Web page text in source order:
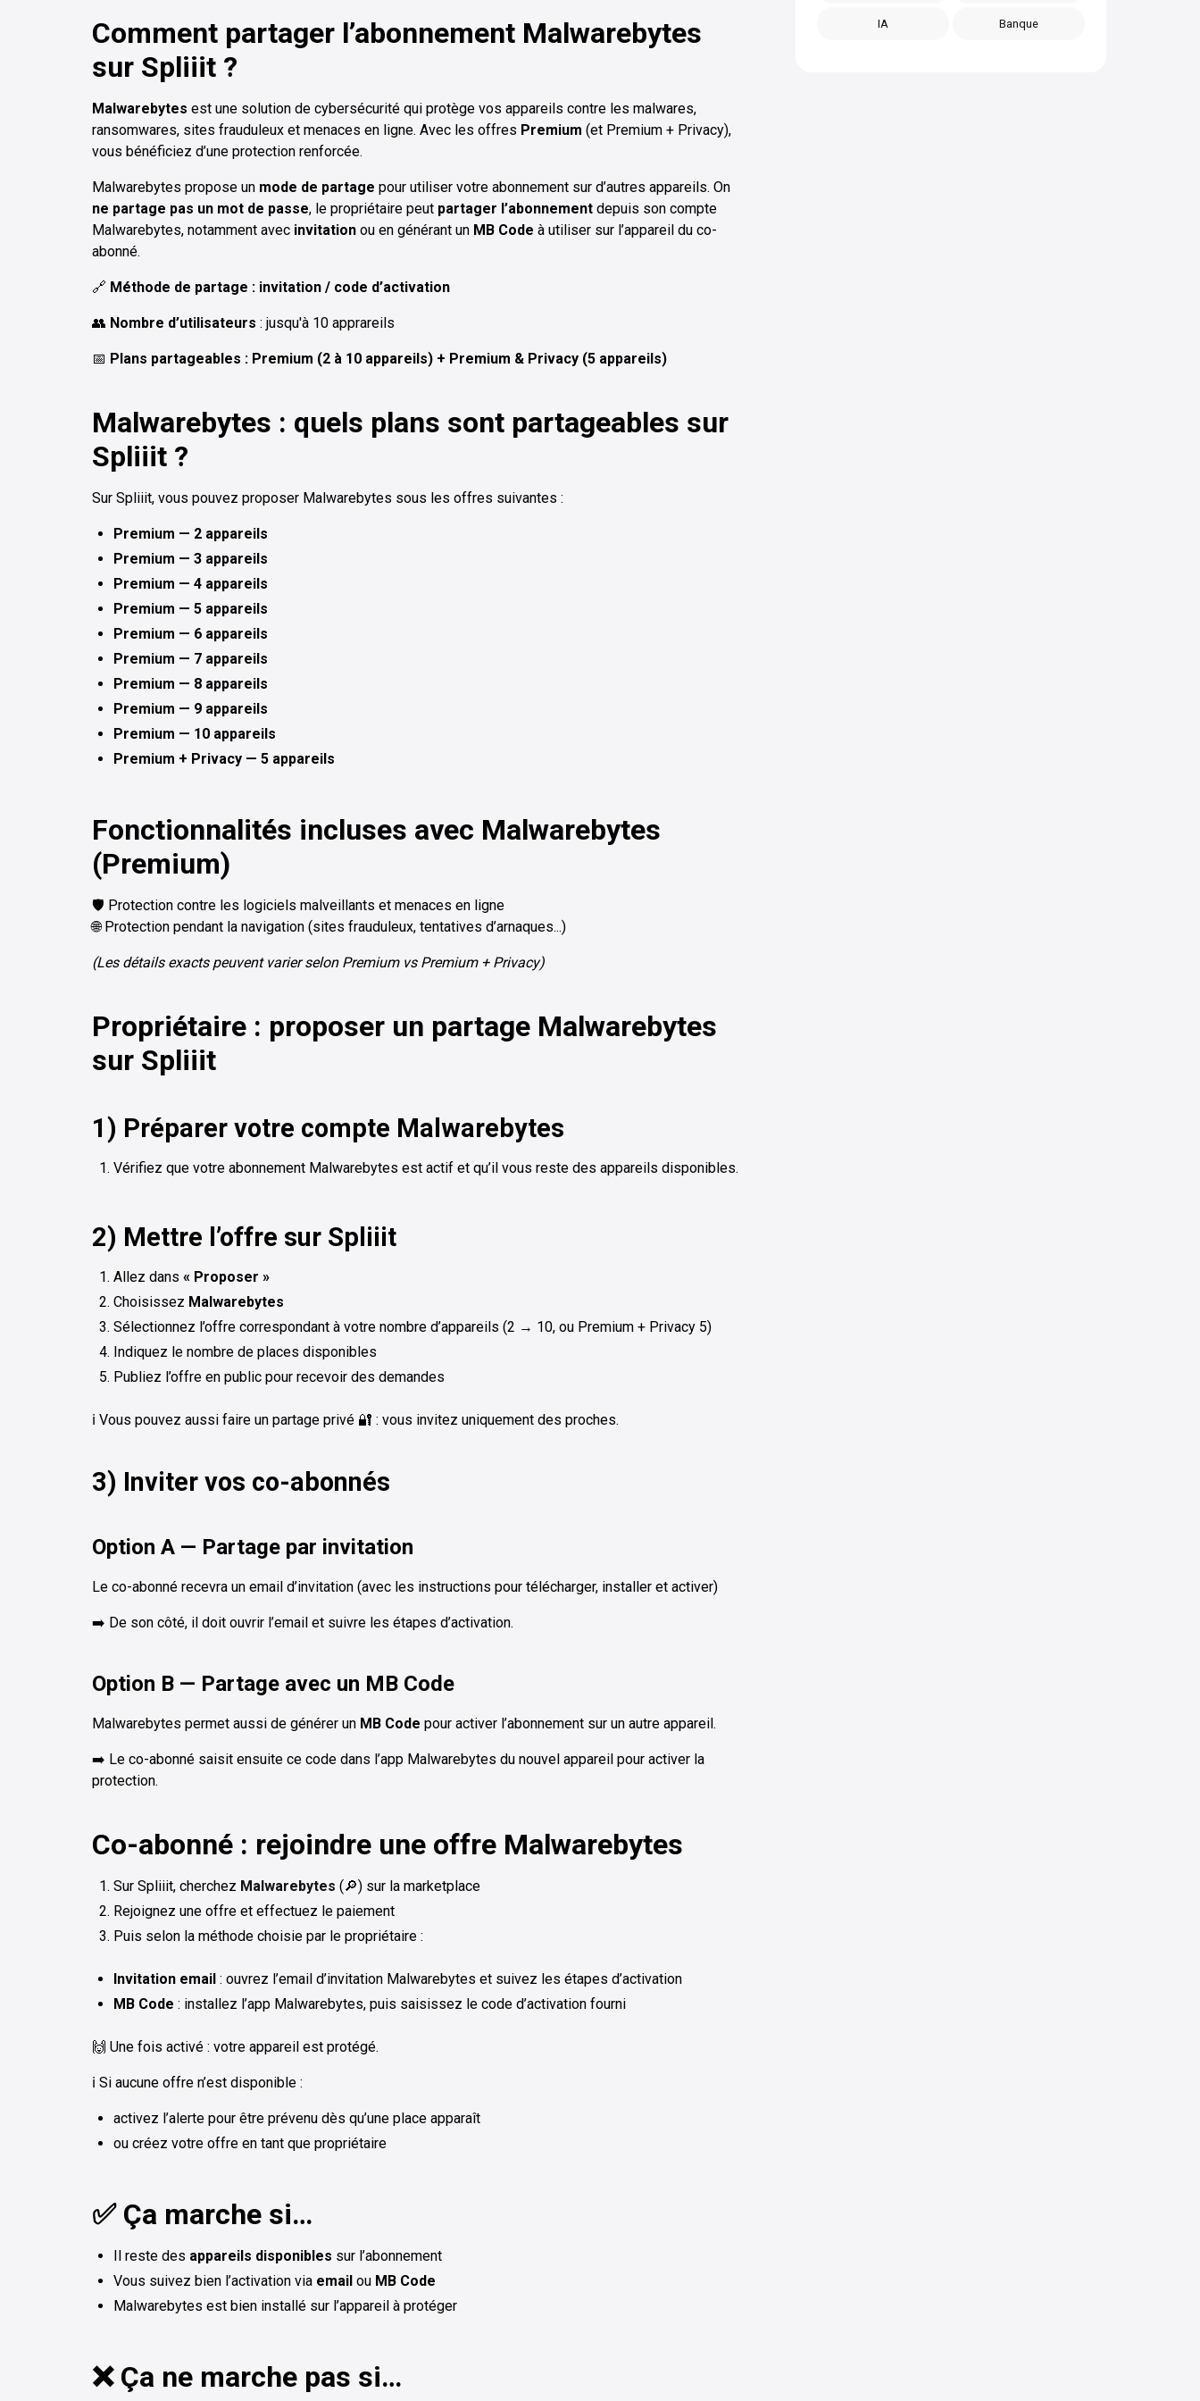
Comment partager l’abonnement Malwarebytes
sur Spliiit ?
Malwarebytes est une solution de cybersécurité qui protège vos appareils contre les malwares,
ransomwares, sites frauduleux et menaces en ligne. Avec les offres Premium (et Premium + Privacy),
vous bénéficiez d’une protection renforcée.
Malwarebytes propose un mode de partage pour utiliser votre abonnement sur d’autres appareils. On
ne partage pas un mot de passe, le propriétaire peut partager l’abonnement depuis son compte
Malwarebytes, notamment avec invitation ou en générant un MB Code à utiliser sur l’appareil du co-
abonné.
🔗 Méthode de partage : invitation / code d’activation
👥 Nombre d’utilisateurs : jusqu'à 10 apprareils
📅 Plans partageables : Premium (2 à 10 appareils) + Premium & Privacy (5 appareils)
Malwarebytes : quels plans sont partageables sur
Spliiit ?
Sur Spliiit, vous pouvez proposer Malwarebytes sous les offres suivantes :
Premium — 2 appareils
Premium — 3 appareils
Premium — 4 appareils
Premium — 5 appareils
Premium — 6 appareils
Premium — 7 appareils
Premium — 8 appareils
Premium — 9 appareils
Premium — 10 appareils
Premium + Privacy — 5 appareils
Fonctionnalités incluses avec Malwarebytes
(Premium)
🛡️ Protection contre les logiciels malveillants et menaces en ligne
🌐 Protection pendant la navigation (sites frauduleux, tentatives d’arnaques...)
(Les détails exacts peuvent varier selon Premium vs Premium + Privacy)
Propriétaire : proposer un partage Malwarebytes
sur Spliiit
1) Préparer votre compte Malwarebytes
Vérifiez que votre abonnement Malwarebytes est actif et qu’il vous reste des appareils disponibles.
2) Mettre l’offre sur Spliiit
Allez dans « Proposer »
Choisissez Malwarebytes
Sélectionnez l’offre correspondant à votre nombre d’appareils (2 → 10, ou Premium + Privacy 5)
Indiquez le nombre de places disponibles
Publiez l’offre en public pour recevoir des demandes
ℹ️ Vous pouvez aussi faire un partage privé 🔐 : vous invitez uniquement des proches.
3) Inviter vos co-abonnés
Option A — Partage par invitation
Le co-abonné recevra un email d’invitation (avec les instructions pour télécharger, installer et activer)
➡️ De son côté, il doit ouvrir l’email et suivre les étapes d’activation.
Option B — Partage avec un MB Code
Malwarebytes permet aussi de générer un MB Code pour activer l’abonnement sur un autre appareil.
➡️ Le co-abonné saisit ensuite ce code dans l’app Malwarebytes du nouvel appareil pour activer la
protection.
Co-abonné : rejoindre une offre Malwarebytes
Sur Spliiit, cherchez Malwarebytes (🔎) sur la marketplace
Rejoignez une offre et effectuez le paiement
Puis selon la méthode choisie par le propriétaire :
Invitation email : ouvrez l’email d’invitation Malwarebytes et suivez les étapes d’activation
MB Code : installez l’app Malwarebytes, puis saisissez le code d’activation fourni
🙌 Une fois activé : votre appareil est protégé.
ℹ️ Si aucune offre n’est disponible :
activez l’alerte pour être prévenu dès qu’une place apparaît
ou créez votre offre en tant que propriétaire
✅ Ça marche si…
Il reste des appareils disponibles sur l’abonnement
Vous suivez bien l’activation via email ou MB Code
Malwarebytes est bien installé sur l’appareil à protéger
❌ Ça ne marche pas si…
IA Banque